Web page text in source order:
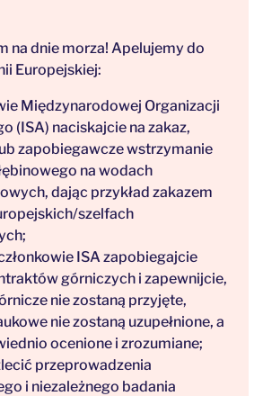
na dnie morza! Apelujemy do
Europejskiej:
Międzynarodowej Organizacji
(ISA) naciskajcie na zakaz,
zapobiegawcze wstrzymanie
na wodach
dając przykład zakazem
szelfach
ISA zapobiegajcie
górniczych i zapewnijcie,
nie zostaną przyjęte,
nie zostaną uzupełnione, a
ocenione i zrozumiane;
przeprowadzenia
i niezależnego badania